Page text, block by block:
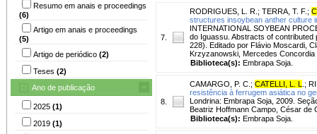
Resumo em anais e proceedings
(6)
Artigo em anais e proceedings
(5)
Artigo de periódico (2)
Teses (2)
Ano de publicação
2025 (1)
2019 (1)
7.
RODRIGUES, L. R. ; TERRA, T. F. ;
structures insoybean anther culture
INTERNATIONAL SOYBEAN
do Iguassu. Abstracts of
228). Editado por Flávio Moscardi,
Krzyzanowski, Mercedes Concordia
Biblioteca(s): Embrapa Soja.
8.
CAMARGO, P. C. ; CATELLI, L. L ;
resistência à ferrugem asiática no
Londrina: Embrapa Soja, 2009.
Beatriz Hoffmann Campo, César de
Biblioteca(s): Embrapa Soja.